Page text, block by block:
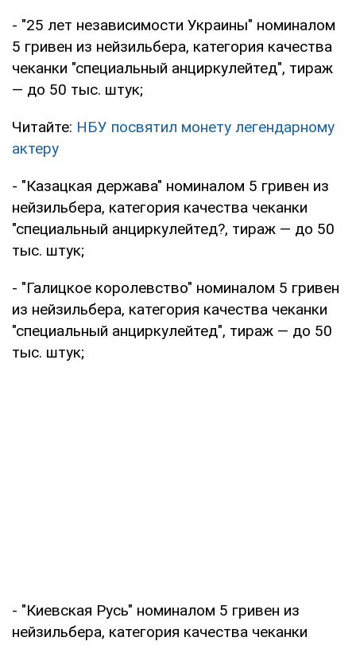
- "25 лет независимости Украины" номиналом
5 гривен из нейзильбера, категория качества
чеканки "специальный анциркулейтед", тираж
— до 50 тыс. штук;
Читайте: НБУ посвятил монету легендарному
актеру
- "Казацкая держава" номиналом 5 гривен из
нейзильбера, категория качества чеканки
"специальный анциркулейтед?, тираж — до 50
тыс. штук;
- "Галицкое королевство" номиналом 5 гривен
из нейзильбера, категория качества чеканки
"специальный анциркулейтед", тираж — до 50
тыс. штук;
- "Киевская Русь" номиналом 5 гривен из
нейзильбера, категория качества чеканки